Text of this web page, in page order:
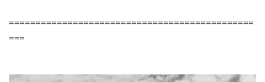
==============================================
===